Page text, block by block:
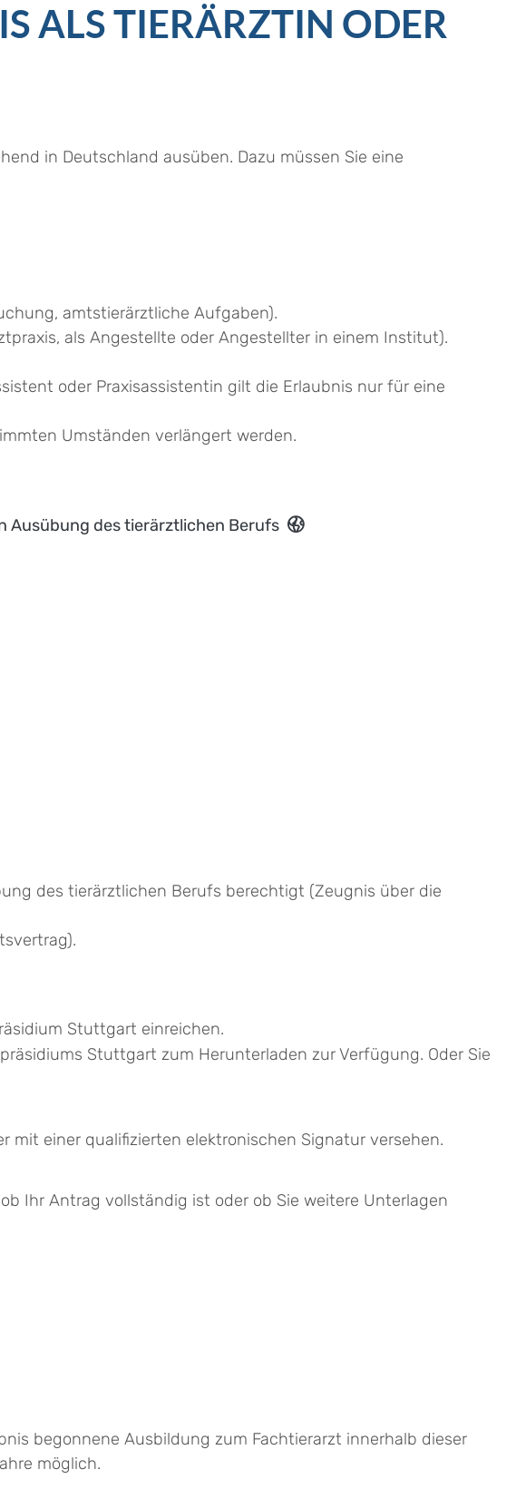
ALS TIERÄRZTIN ODER
in Deutschland ausüben. Dazu müssen Sie eine
amtstierärztliche Aufgaben).
als Angestellte oder Angestellter in einem Institut).
oder Praxisassistentin gilt die Erlaubnis nur für eine
Umständen verlängert werden.
Ausübung des tierärztlichen Berufs
des tierärztlichen Berufs berechtigt (Zeugnis über die
.
Stuttgart einreichen.
Stuttgart zum Herunterladen zur Verfügung. Oder Sie
einer qualifizierten elektronischen Signatur versehen.
Ihr Antrag vollständig ist oder ob Sie weitere Unterlagen
begonnene Ausbildung zum Fachtierarzt innerhalb dieser
möglich.